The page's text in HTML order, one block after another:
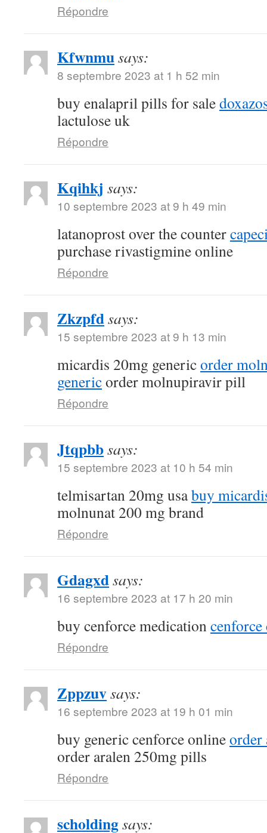
Répondre
Kfwnmusays:
8 septembre 2023 at 1 h 52 min
buy enalapril pills for sale
lactulose uk
Répondre
Kqihkj says:
10 septembre 2023 at 9 h 49 min
latanoprost over the counter
purchase rivastigmine online
Répondre
Zkzpfdsays:
15 septembre 2023 at 9 h 13 min
micardis 20mg genericorder
genericorder molnupiravir pill
Répondre
Jtqpbbsays:
15 septembre 2023 at 10 h 54 min
telmisartan 20mg usabuy
molnunat 200 mg brand
Répondre
Gdagxdsays:
16 septembre 2023 at 17 h 20 min
buy cenforce medicationcenforce
Répondre
Zppzuvsays:
16 septembre 2023 at 19 h 01 min
buy generic cenforce onlineorder
order aralen 250mg pills
Répondre
scholdingsays: